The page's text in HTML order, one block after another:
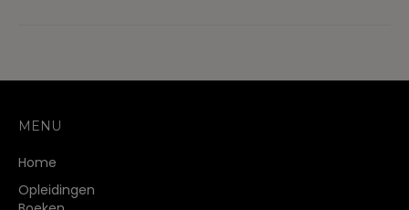
MENU
Home
Opleidingen